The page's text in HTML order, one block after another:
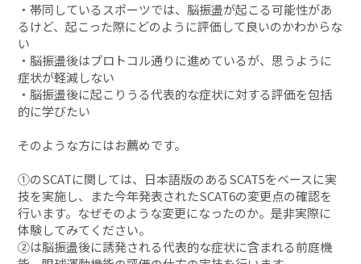
・帯同しているスポーツでは、脳振盪が起こる可能性があ
るけど、起こった際にどのように評価して良いのかわからな
い
・脳振盪後はプロトコル通りに進めているが、思うように
症状が軽減しない
・脳振盪後に起こりうる代表的な症状に対する評価を包括
的に学びたい
そのような方にはお薦めです。
①のSCATに関しては、日本語版のあるSCAT5をベースに実
技を実施し、また今年発表されたSCAT6の変更点の確認を
行います。なぜそのような変更になったのか。是非実際に
体験してみてください。
②は脳振盪後に誘発される代表的な症状に含まれる前庭機